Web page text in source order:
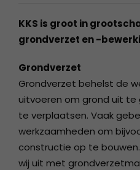
KKS is groot in
grondverzet en -
Grondverzet
Grondverzet behelst de
uitvoeren om grond uit te
te verplaatsen. Vaak
werkzaamheden om
constructie op te
wij uit met